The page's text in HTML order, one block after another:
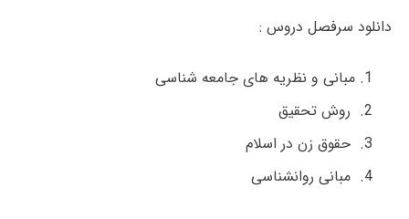
دانلود سرفصل دروس :
مبانی و نظریه های جامعه شناسی
روش تحقیق
حقوق زن در اسلام
مبانی روانشناسی